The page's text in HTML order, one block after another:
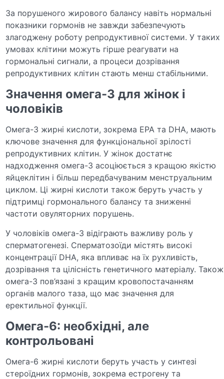
За порушеного жирового балансу навіть нормальні
показники гормонів не завжди забезпечують
злагоджену роботу репродуктивної системи. У таких
умовах клітини можуть гірше реагувати на
гормональні сигнали, а процеси дозрівання
репродуктивних клітин стають менш стабільними.
Значення омега-3 для жінок і
чоловіків
Омега-3 жирні кислоти, зокрема EPA та DHA, мають
ключове значення для функціональної зрілості
репродуктивних клітин. У жінок достатнє
надходження омега-3 асоціюється з кращою якістю
яйцеклітин і більш передбачуваним менструальним
циклом. Ці жирні кислоти також беруть участь у
підтримці гормонального балансу та зниженні
частоти овуляторних порушень.
У чоловіків омега-3 відіграють важливу роль у
сперматогенезі. Сперматозоїди містять високі
концентрації DHA, яка впливає на їх рухливість,
дозрівання та цілісність генетичного матеріалу. Також
омега-3 пов’язані з кращим кровопостачанням
органів малого таза, що має значення для
еректильної функції.
Омега-6: необхідні, але
контрольовані
Омега-6 жирні кислоти беруть участь у синтезі
стероїдних гормонів, зокрема естрогену та